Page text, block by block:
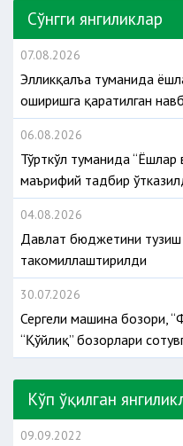
Сўнгги янгиликлар
07.08.2026
Элликқалъа туманида
оширишга қаратилган
06.08.2026
Тўрткўл туманида “Ёшлар
маърифий тадбир
04.08.2026
Давлат бюджетини
такомиллаштирилди
30.07.2026
Сергели машина бозори,
“Қўйлиқ” бозорлари
Кўп ўқилган
09.09.2022